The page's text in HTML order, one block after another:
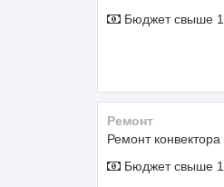
Бюджет свыше
Ремонт
Ремонт конвектора
Бюджет свыше